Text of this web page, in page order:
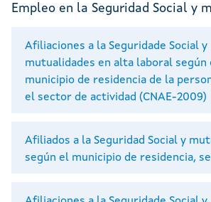
Empleo en la Seguridad Social y
Afiliaciones a la Seguridade Social y
mutualidades en alta laboral según
municipio de residencia de la
el sector de actividad (CNAE-2009)
Afiliados a la Seguridad Social y
según el municipio de residencia,